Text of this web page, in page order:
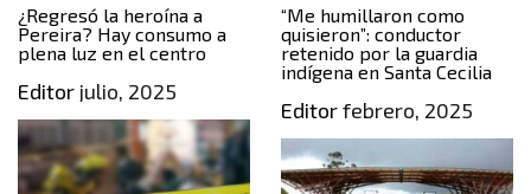
¿Regresó la heroína a
Pereira? Hay consumo a
plena luz en el centro
Editor julio, 2025
“Me humillaron como
quisieron”: conductor
retenido por la guardia
indígena en Santa Cecilia
Editorfebrero, 2025